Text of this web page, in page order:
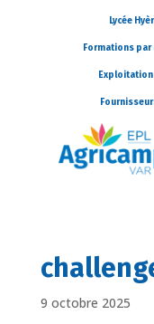
Lycée
Formations
Exploitation
9 octobre 2025